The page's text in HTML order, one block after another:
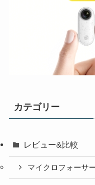
カテゴリー
レビュー&比較
マイクロフォーサ